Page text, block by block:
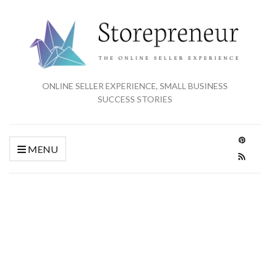
ONLINE SELLER EXPERIENCE, SMALL BUSINESS
SUCCESS STORIES
MENU